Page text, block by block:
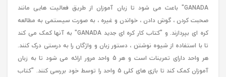
GANADA" باعث می شود تا زبان آموزان از طریق فعالیت هایی مانند
صحبت کردن ، گوش دادن ، خواندن و غیره ، به صورت سیستمی به مطالعه
کره ای بپردازند. و "کتاب کار کره ای جدید GANADA" به آنها کمک می کند
تا با استفاده از شیوه نوشتن ، دستور زبان و واژگان را به درستی درک کنند.
هر واحد دارای تمرینات است و هر 5 واحد مرور ارائه می شود تا به زبان
آموزان کمک کند تا بازی های کلی 5 واحد را توسط خود بررسی کنند. "کتاب